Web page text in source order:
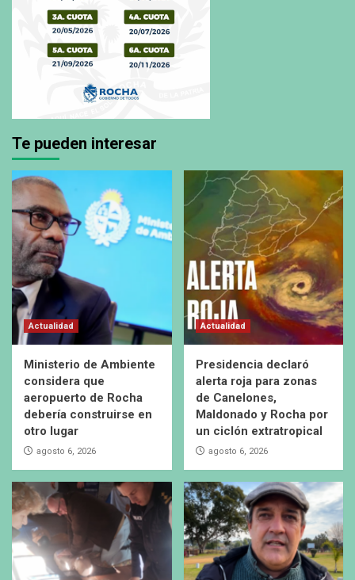
Te pueden interesar
Actualidad
Ministerio de Ambiente
considera que
aeropuerto de Rocha
debería construirse en
otro lugar
agosto 6, 2026
Actualidad
Presidencia declaró
alerta roja para zonas
de Canelones,
Maldonado y Rocha por
un ciclón extratropical
agosto 6, 2026